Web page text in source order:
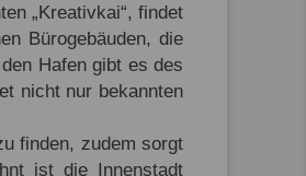
„Kreativkai“, findet
Bürogebäuden, die
Hafen gibt es des
nicht nur bekannten
finden, zudem sorgt
ist die Innenstadt